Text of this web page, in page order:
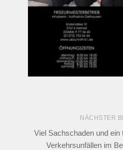
NÄCHSTER
Viel Sachschaden und
Verkehrsunfällen im